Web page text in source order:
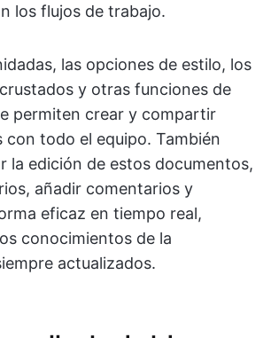
los flujos de trabajo.
las opciones de estilo, los
y otras funciones de
permiten crear y compartir
con todo el equipo. También
la edición de estos documentos,
añadir comentarios y
eficaz en tiempo real,
conocimientos de la
actualizados.